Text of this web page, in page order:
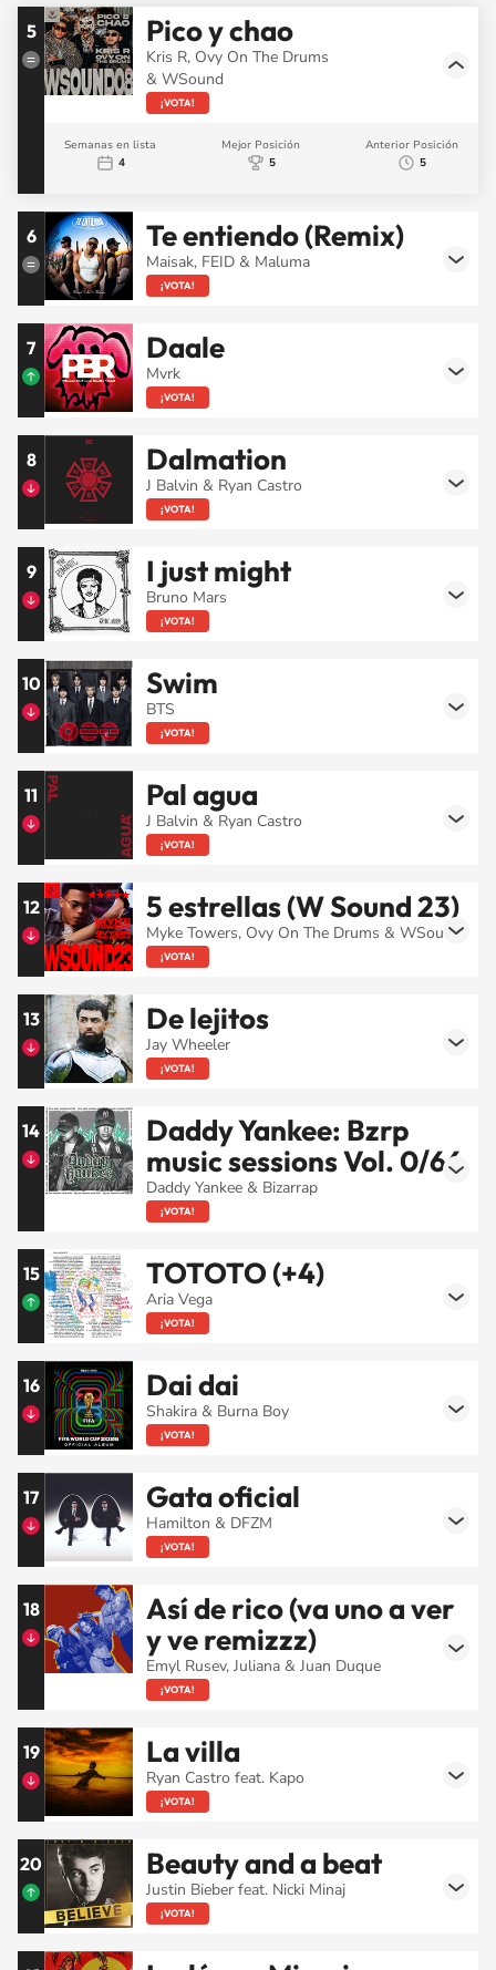
5 Pico y chao
Kris R, Ovy On The Drums
& WSound
¡VOTA!
Semanas en lista
4
Mejor Posición
5
Anterior Posición
5
6 Te entiendo (Remix)
Maisak, FEID & Maluma
¡VOTA!
7 Daale
Mvrk
¡VOTA!
8 Dalmation
J Balvin & Ryan Castro
¡VOTA!
9 I just might
Bruno Mars
¡VOTA!
10 Swim
BTS
¡VOTA!
11 Pal agua
J Balvin & Ryan Castro
¡VOTA!
12 5 estrellas (W Sound 23)
Myke Towers, Ovy On The Drums & WSound
¡VOTA!
13 De lejitos
Jay Wheeler
¡VOTA!
14
Daddy Yankee: Bzrp
music sessions Vol. 0/66
Daddy Yankee & Bizarrap
¡VOTA!
15 TOTOTO (+4)
Aria Vega
¡VOTA!
16 Dai dai
Shakira & Burna Boy
¡VOTA!
17 Gata oficial
Hamilton & DFZM
¡VOTA!
18
Así de rico (va uno a ver
y ve remizzz)
Emyl Rusev, Juliana & Juan Duque
¡VOTA!
19 La villa
Ryan Castro feat. Kapo
¡VOTA!
20 Beauty and a beat
Justin Bieber feat. Nicki Minaj
¡VOTA!